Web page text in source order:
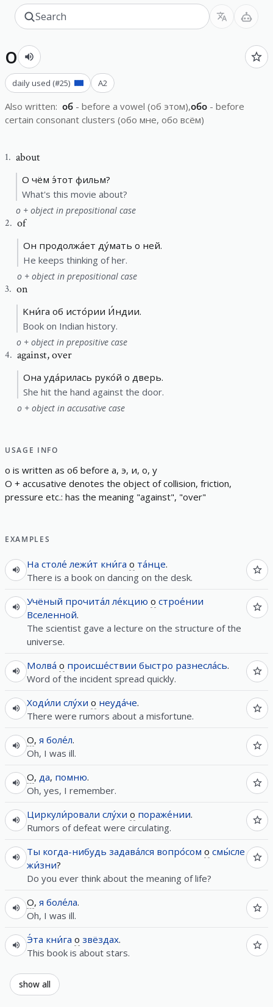
о
daily used (#25) A2
Also written: об- before a vowel (об этом) обо- before
certain consonant clusters (обо мне, обо всём)
1. about
О чём э́тот фильм?
What's this movie about?
о + object in prepositional case
2. of
Он продолжа́ет ду́мать о ней.
He keeps thinking of her.
о + object in prepositional case
3. on
Kни́га об исто́рии И́ндии.
Book on Indian history.
о + object in prepositive case
4. against,over
Она уда́рилась руко́й о дверь.
She hit the hand against the door.
о + object in accusative case
USAGE INFO
о is written as об before а, э, и, о, у
О + accusative denotes the object of collision, friction,
pressure etc.: has the meaning "against", "over"
EXAMPLES
На столе́ лежи́т кни́га о та́нце.
There is a book on dancing on the desk.
Учёный прочита́л ле́кцию о строе́нии
Вселенной.
The scientist gave a lecture on the structure of the
universe.
Молва́ о происше́ствии быстро разнесла́сь.
Word of the incident spread quickly.
Ходи́ли слу́хи о неуда́че.
There were rumors about a misfortune.
О, я боле́л.
Oh, I was ill.
О, да, помню.
Oh, yes, I remember.
Циркули́ровали слу́хи о пораже́нии.
Rumors of defeat were circulating.
Ты когда-нибудь задава́лся вопро́сом о смы́сле
жи́зни?
Do you ever think about the meaning of life?
О, я боле́ла.
Oh, I was ill.
Э́та кни́га о звёздах.
This book is about stars.
show all